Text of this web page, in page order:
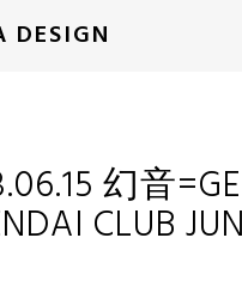
DESIGN
幻音
CLUB